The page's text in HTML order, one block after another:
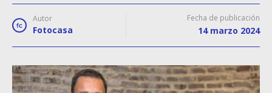
Autor
Fotocasa
Fecha de publicación
14 marzo 2024